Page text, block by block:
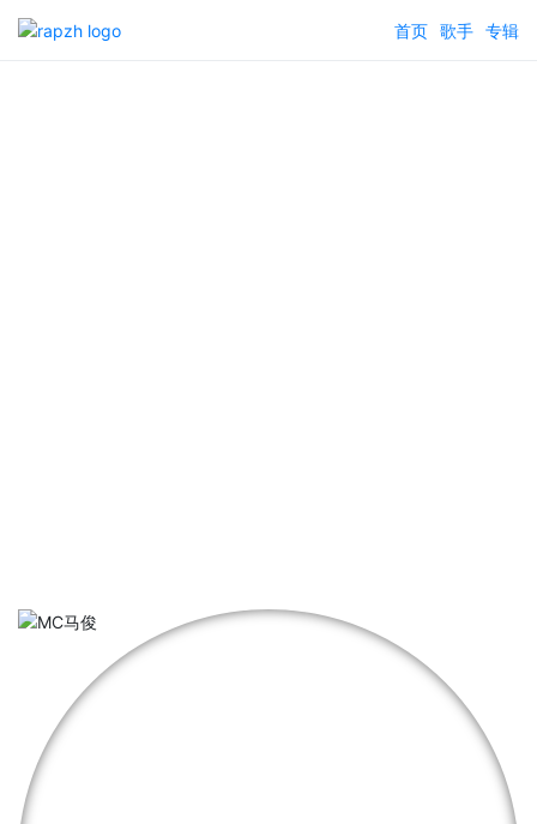
首页 歌手 专辑